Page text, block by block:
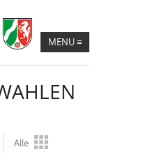
MENU≡
Alle